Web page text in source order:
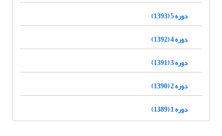
دوره 5 (1393)
دوره 4 (1392)
دوره 3 (1391)
دوره 2 (1390)
دوره 1 (1389)